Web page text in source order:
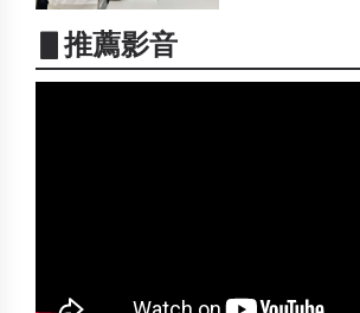
▋推薦影音